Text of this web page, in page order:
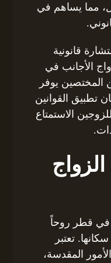
مما يساهم في
قانونية
الأجانب في
المختصين يوفر
تطبيق القوانين
الاستمتاع
في قطر روحاً
تعتبر
المقدسة،